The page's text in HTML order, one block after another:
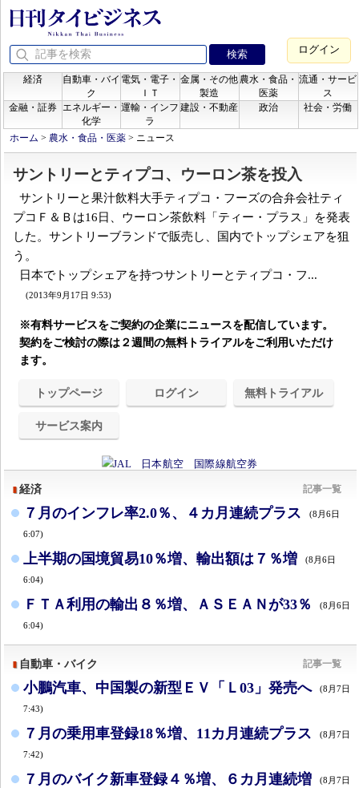
ログイン
経済
自動車・バイ
ク
電気・電子・
ＩＴ
金属・その他
製造
農水・食品・
医薬
流通・サービ
ス
金融・証券
エネルギー・
化学
運輸・インフ
ラ
建設・不動産 政治 社会・労働
ホーム > 農水・食品・医薬 > ニュース
サントリーとティプコ、ウーロン茶を投入
サントリーと果汁飲料大手ティプコ・フーズの合弁会社ティ
プコＦ＆Ｂは16日、ウーロン茶飲料「ティー・プラス」を発表
した。サントリーブランドで販売し、国内でトップシェアを狙
う。
日本でトップシェアを持つサントリーとティプコ・フ...
(2013年9月17日 9:53)
※有料サービスをご契約の企業にニュースを配信しています。
契約をご検討の際は２週間の無料トライアルをご利用いただけ
ます。
トップページ ログイン 無料トライアル
サービス案内
経済 記事一覧
７月のインフレ率2.0％、４カ月連続プラス (8月6日
6:07)
上半期の国境貿易10％増、輸出額は７％増 (8月6日
6:04)
ＦＴＡ利用の輸出８％増、ＡＳＥＡＮが33％ (8月6日
6:04)
自動車・バイク 記事一覧
小鵬汽車、中国製の新型ＥＶ「Ｌ03」発売へ (8月7日
7:43)
７月の乗用車登録18％増、11カ月連続プラス (8月7日
7:42)
７月のバイク新車登録４％増、６カ月連続増 (8月7日